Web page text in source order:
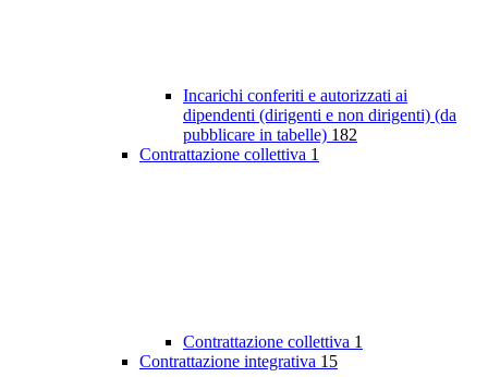
Incarichi conferiti e autorizzati ai
dipendenti (dirigenti e non dirigenti) (da
pubblicare in tabelle) 182
Contrattazione collettiva 1
Contrattazione collettiva 1
Contrattazione integrativa 15